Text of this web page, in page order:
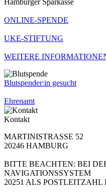
ONLINE-SPENDE
UKE-STIFTUNG
WEITERE
Blutspender:in gesucht
Ehrenamt
Kontakt
MARTINISTRASSE 52
20246 HAMBURG
BITTE BEACHTEN: BEI
NAVIGATIONSSYSTEM
20251 ALS POSTLEITZAHL